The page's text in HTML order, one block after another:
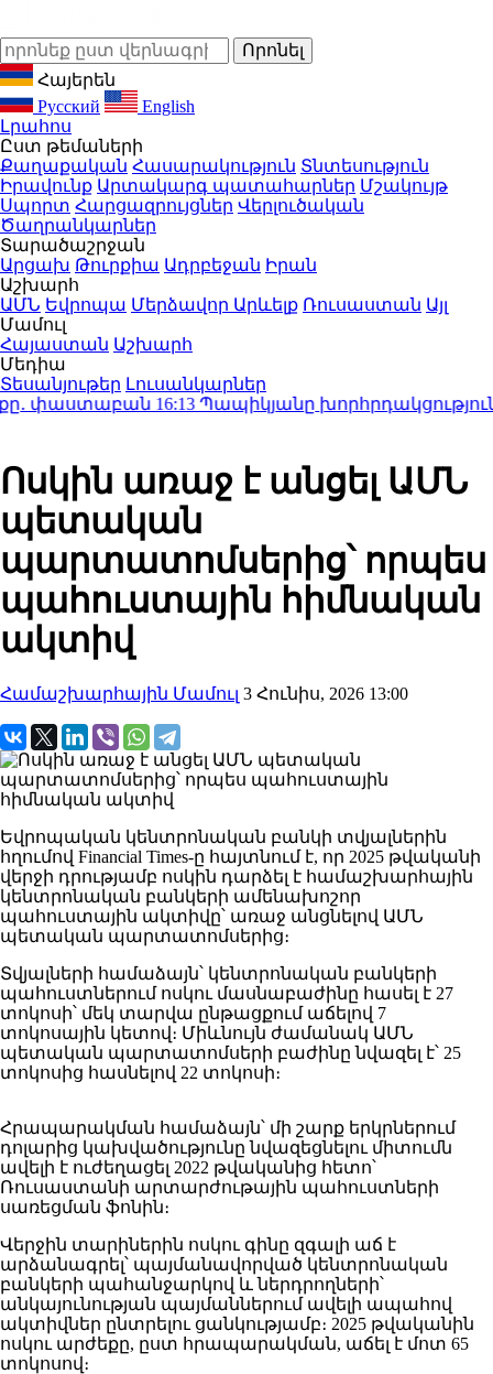
Հայերեն
Русский
English
Լրահոս
Ըստ թեմաների
Քաղաքական Հասարակություն Տնտեսություն
Իրավունք Արտակարգ պատահարներ Մշակույթ
Սպորտ Հարցազրույցներ Վերլուծական
Ծաղրանկարներ
Տարածաշրջան
Արցախ Թուրքիա Ադրբեջան Իրան
Աշխարհ
ԱՄՆ Եվրոպա Մերձավոր Արևելք Ռուսաստան Այլ
Մամուլ
Հայաստան Աշխարհ
Մեդիա
Տեսանյութեր Լուսանկարներ
փաստաբան16:13Պապիկյանը խորհրդակցություն
Ոսկին առաջ է անցել ԱՄՆ
պետական
պարտատոմսերից՝ որպես
պահուստային հիմնական
ակտիվ
Համաշխարհային Մամուլ 3 Հունիս, 2026 13:00
Եվրոպական կենտրոնական բանկի տվյալներին
հղումով Financial Times-ը հայտնում է, որ 2025 թվականի
վերջի դրությամբ ոսկին դարձել է համաշխարհային
կենտրոնական բանկերի ամենախոշոր
պահուստային ակտիվը՝ առաջ անցնելով ԱՄՆ
պետական պարտատոմսերից։
Տվյալների համաձայն՝ կենտրոնական բանկերի
պահուստներում ոսկու մասնաբաժինը հասել է 27
տոկոսի՝ մեկ տարվա ընթացքում աճելով 7
տոկոսային կետով։ Միևնույն ժամանակ ԱՄՆ
պետական պարտատոմսերի բաժինը նվազել է՝ 25
տոկոսից հասնելով 22 տոկոսի։
Հրապարակման համաձայն՝ մի շարք երկրներում
դոլարից կախվածությունը նվազեցնելու միտումն
ավելի է ուժեղացել 2022 թվականից հետո՝
Ռուսաստանի արտարժութային պահուստների
սառեցման ֆոնին։
Վերջին տարիներին ոսկու գինը զգալի աճ է
արձանագրել՝ պայմանավորված կենտրոնական
բանկերի պահանջարկով և ներդրողների՝
անկայունության պայմաններում ավելի ապահով
ակտիվներ ընտրելու ցանկությամբ։ 2025 թվականին
ոսկու արժեքը, ըստ հրապարակման, աճել է մոտ 65
տոկոսով։